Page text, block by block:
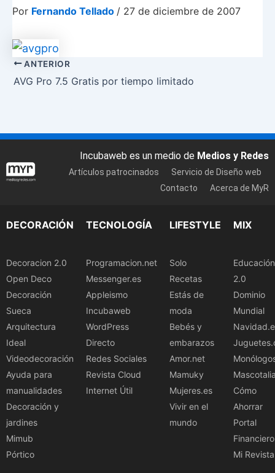
Por Fernando Tellado / 27 de diciembre de 2007
ANTERIOR
AVG Pro 7.5 Gratis por tiempo limitado
Incubaweb es un medio de Medios y Redes
Artículos patrocinados
Servicio de Diseño web
Contacto
Acerca de MyR
DECORACIÓN
Decoracion 2.0
Open Deco
Decoración
Sueca
Arquitectura
Ideal
Videodecoración
Ayuda para
manualidades
Decoración y
jardines
Mimub
Pórtico
TECNOLOGÍA
Programacion.net
Messenger.es
Appleismo
Incubaweb
WordPress
Directo
Redes Sociales
Revista Cloud
Internet Útil
LIFESTYLE
Solo
Recetas
Estás de
moda
Bebés y
embarazos
Amor.net
Mamuky
Mujeres.es
Vivir en el
mundo
MIX
Educación
2.0
Dominio
Mundial
Cómo
Ahorrar
Portal
Financiero
Mi Revista